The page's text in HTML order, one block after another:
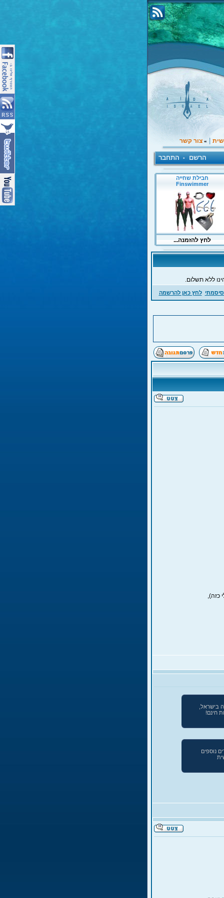
» צור קשר
הרשם • התחבר
ללא תשלום.
לחץ כאן להרשמה